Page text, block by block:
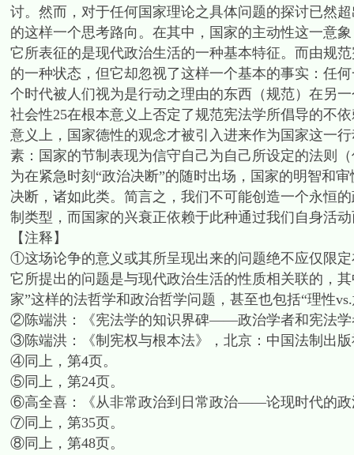
讨。然而，对于任何国家理论之具体问题的探讨已然
的这样一个思考路向。在其中，国家的主动性这一意
它所表征的是现代政治生活的一种基本特征。而由规
的一种状态，但它却忽视了这样一个基本的事实：任
个时代被人们视为是行动之理由的东西（规范）在另
社会性25在根本意义上否定了规范宪法学所倡导的不
意义上，国家德性的观念才被引入进来作为国家这一
素：国家的节制表现为信守自己为自己所设定的法则
为在紧急时刻“政治决断”的随时出场，国家的明智和
决断，诸如此类。简言之，我们不可能创造一个永恒
制类型，而国家的兴衰正依赖于此种通过我们自身活
【注释】
①这场论争的意义或其所呈现出来的问题绝不应仅限
它所提出的问题是与现代政治生活的性质相关联的，
家”这样的法哲学和政治哲学问题，甚至也包括“理性
②陈端洪：《宪法学的知识界碑——政治学者和宪法学
③陈端洪：《制宪权与根本法》，北京：中国法制出版
④同上，第4页。
⑤同上，第24页。
⑥高全喜：《从非常政治到日常政治——论现时代的政
⑦同上，第35页。
⑧同上，第48页。